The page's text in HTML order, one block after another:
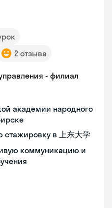
2 отзыва
- филиал
академии народного
стажировку в 上东大学
коммуникацию и